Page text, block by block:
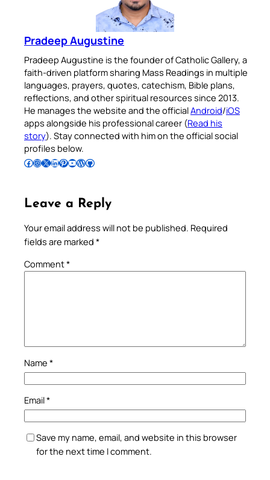
Pradeep Augustine
Pradeep Augustine is the founder of Catholic Gallery, a
faith-driven platform sharing Mass Readings in multiple
languages, prayers, quotes, catechism, Bible plans,
reflections, and other spiritual resources since 2013.
He manages the website and the officialAndroid/iOS
apps alongside his professional career (Read his
story). Stay connected with him on the official social
profiles below.
Follow Pradeep on Facebook Follow Pradeep on InstagramFollow Pradeep on X Follow Pradeep on LinkedIn Follow Pradeep on Pinterest Subscribe to Pradeep’s Youtube Channel Follow Pradeep on WordPress Follow Pradeep on GitHub
Leave a Reply
Your email address will not be published. Required
fields are marked *
Comment*
Name *
Email*
Save my name, email, and website in this browser
for the next time I comment.